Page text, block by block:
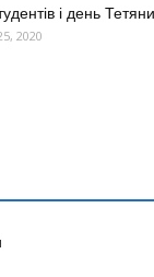
і день Тетяни
2020